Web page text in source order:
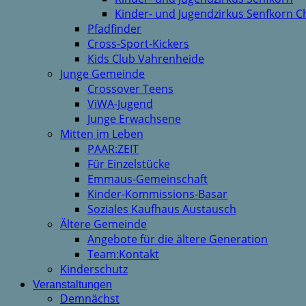
Kinder- und Jugendzirkus Senfkorn
Pfadfinder
Cross-Sport-Kickers
Kids Club Vahrenheide
Junge Gemeinde
Crossover Teens
ViWA-Jugend
Junge Erwachsene
Mitten im Leben
PAAR:ZEIT
Für Einzelstücke
Emmaus-Gemeinschaft
Kinder-Kommissions-Basar
Soziales Kaufhaus Austausch
Ältere Gemeinde
Angebote für die ältere Generation
Team:Kontakt
Kinderschutz
Veranstaltungen
Demnächst